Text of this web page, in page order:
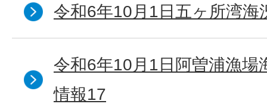
令和6年10月1日五ヶ所湾海
令和6年10月1日阿曽浦漁場
情報17